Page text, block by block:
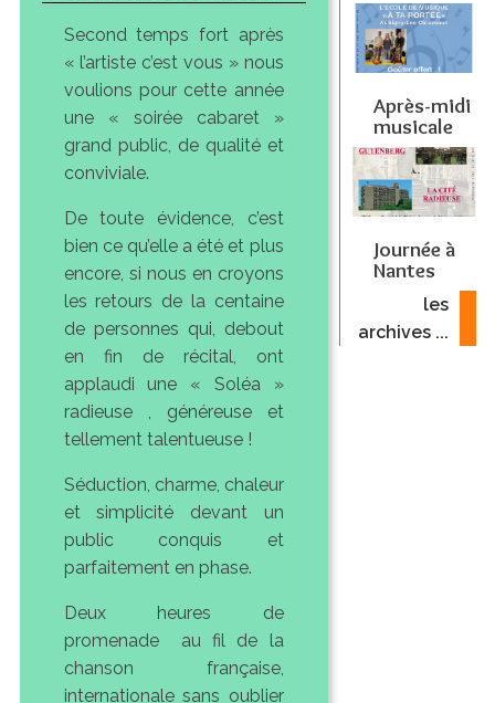
Second temps fort après
« l’artiste c’est vous » nous
voulions pour cette année
une « soirée cabaret »
grand public, de qualité et
conviviale.
De toute évidence, c’est
bien ce qu’elle a été et plus
encore, si nous en croyons
les retours de la centaine
de personnes qui, debout
en fin de récital, ont
applaudi une « Soléa »
radieuse , généreuse et
tellement talentueuse !
Séduction, charme, chaleur
et simplicité devant un
public conquis et
parfaitement en phase.
Deux heures de
promenade au fil de la
chanson française,
internationale sans oublier
Après-midi
musicale
Journée à
Nantes
les
archives ...